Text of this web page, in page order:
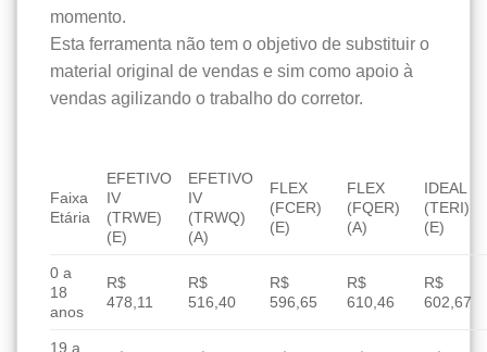
momento.
Esta ferramenta não tem o objetivo de substituir o
material original de vendas e sim como apoio à
vendas agilizando o trabalho do corretor.
Faixa
Etária
EFETIVO
IV
(TRWE)
(E)
EFETIVO
IV
(TRWQ)
(A)
FLEX
(FCER)
(E)
FLEX
(FQER)
(A)
IDEAL
(TERI)
(E)
0 a
18
anos
R$
478,11
R$
516,40
R$
596,65
R$
610,46
R$
602,67
19 a